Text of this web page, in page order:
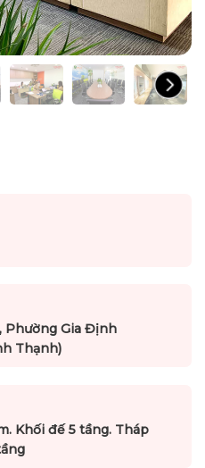
Phường Gia Định
Thạnh)
Khối đế 5 tầng. Tháp